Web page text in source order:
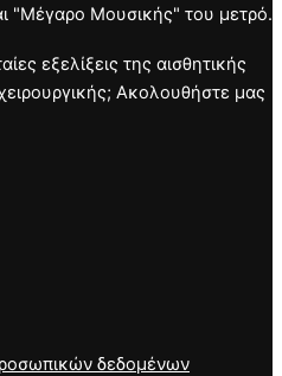
"Μέγαρο Μουσικής" του μετρό.
εξελίξεις της αισθητικής
Ακολουθήστε μας
δεδομένων